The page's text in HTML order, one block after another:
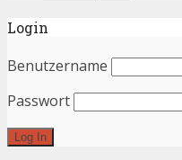
Login
Benutzername
Passwort